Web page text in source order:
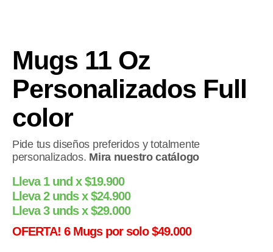
Mugs 11 Oz
Personalizados Full
color
Pide tus diseños preferidos y totalmente
personalizados. Mira nuestro catálogo
Lleva 1 und x $19.900
Lleva 2 unds x $24.900
Lleva 3 unds x $29.000
OFERTA! 6 Mugs por solo $49.000